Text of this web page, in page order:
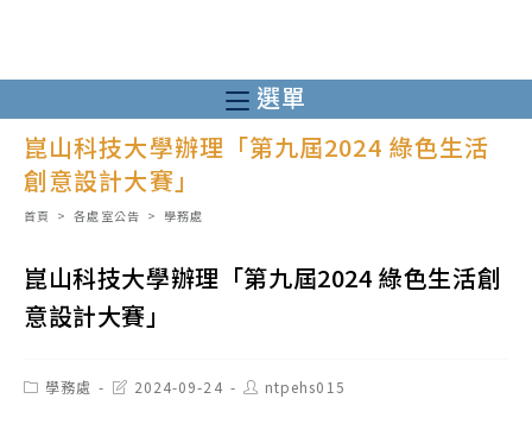
至
主
內
選單
崑山科技大學辦理「第九屆2024 綠色生活
創意設計大賽」
首頁 > 各處室公告 > 學務處
崑山科技大學辦理「第九屆2024 綠色生活創
意設計大賽」
Post學務處
Post2024-09-24
Post
author:
ntpehs015